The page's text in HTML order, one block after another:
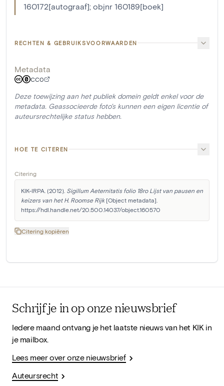
160172[autograaf]; objnr 160189[boek]
RECHTEN & GEBRUIKSVOORWAARDEN
Metadata
CC0
Deze toewijzing aan het publiek domein geldt enkel voor de
metadata. Geassocieerde foto's kunnen een eigen licentie of
auteursrechtelijke status hebben.
HOE TE CITEREN
Citering
KIK-IRPA. (2012). Sigillum Aeternitatis folio 18ro Lijst van pausen en
keizers van het H. Roomse Rijk [Object metadata].
https://hdl.handle.net/20.500.14037/object.160570
Citering kopiëren
Schrijf je in op onze nieuwsbrief
Iedere maand ontvang je het laatste nieuws van het KIK in
je mailbox.
Lees meer over onze nieuwsbrief
Auteursrecht